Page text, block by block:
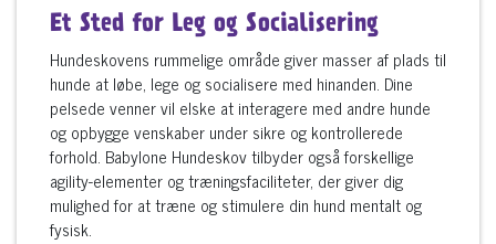
Et Sted for Leg og Socialisering
Hundeskovens rummelige område giver masser af plads til
hunde at løbe, lege og socialisere med hinanden. Dine
pelsede venner vil elske at interagere med andre hunde
og opbygge venskaber under sikre og kontrollerede
forhold. Babylone Hundeskov tilbyder også forskellige
agility-elementer og træningsfaciliteter, der giver dig
mulighed for at træne og stimulere din hund mentalt og
fysisk.